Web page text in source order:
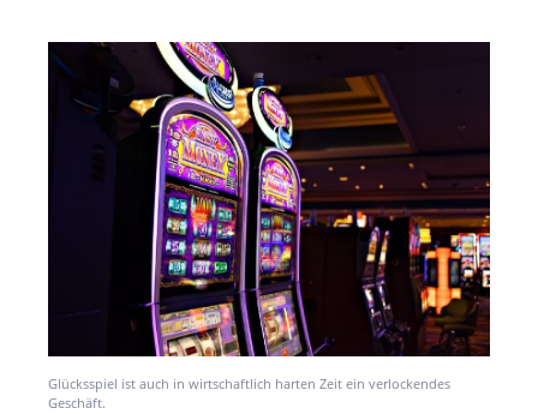
Glücksspiel ist auch in wirtschaftlich harten Zeit ein verlockendes
Geschäft.